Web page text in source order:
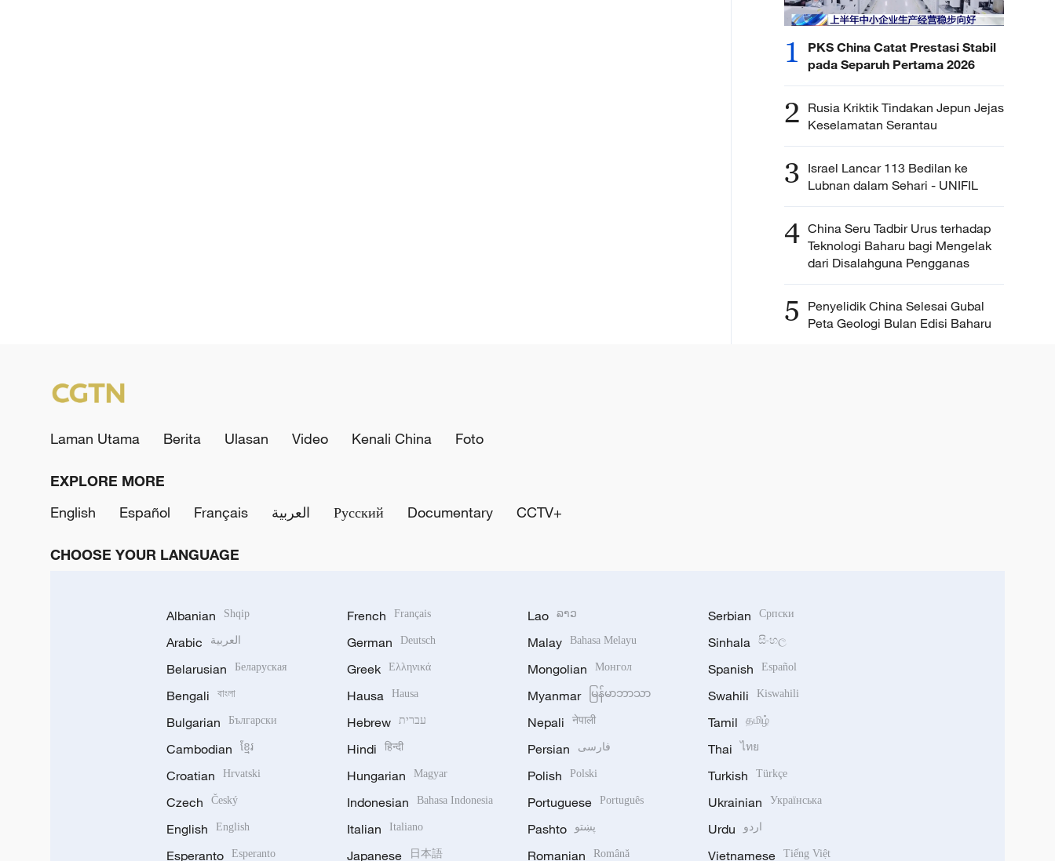
1
PKS China Catat Prestasi Stabil
pada Separuh Pertama 2026
2 Rusia Kriktik Tindakan Jepun Jejas
Keselamatan Serantau
3 Israel Lancar 113 Bedilan ke
Lubnan dalam Sehari - UNIFIL
4 China Seru Tadbir Urus terhadap
Teknologi Baharu bagi Mengelak
dari Disalahguna Pengganas
5
Penyelidik China Selesai Gubal
Peta Geologi Bulan Edisi Baharu
Laman Utama Berita Ulasan Video Kenali China Foto
EXPLORE MORE
English
Español Français العربية Русский Documentary CCTV+
CHOOSE YOUR LANGUAGE
Albanian Shqip
Arabic العربية
Belarusian Беларуская
Bengali বাংলা
Bulgarian Български
Cambodian ខ្មែរ
Croatian Hrvatski
Czech Český
English English
Esperanto Esperanto
French Français
German Deutsch
Greek Ελληνικά
Hausa Hausa
Hebrew עברית
Hindi हिन्दी
Hungarian Magyar
Indonesian Bahasa Indonesia
Italian Italiano
Japanese 日本語
Lao ລາວ
Malay Bahasa Melayu
Mongolian Монгол
Myanmar မြန်မာဘာသာ
Nepali नेपाली
Persian فارسی
Polish Polski
Portuguese Português
Pashto پښتو
Romanian Română
Serbian Српски
Sinhala සිංහල
Spanish Español
Swahili Kiswahili
Tamil தமிழ்
Thai ไทย
Turkish Türkçe
Ukrainian Українська
Urdu اردو
Vietnamese Tiếng Việt